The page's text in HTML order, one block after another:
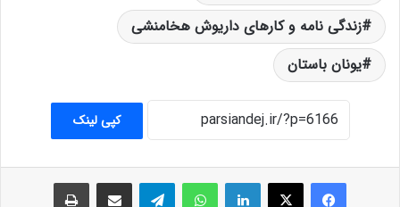
زندگی نامه و کارهای داریوش هخامنشی
یونان باستان
کپی لینک
فیس بوک X لینکدین واتس آپ تلگرام اشتراک گذاری از طریق ایمیل چاپ